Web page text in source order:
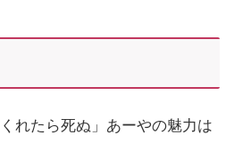
れたら死ぬ」あーやの魅力は